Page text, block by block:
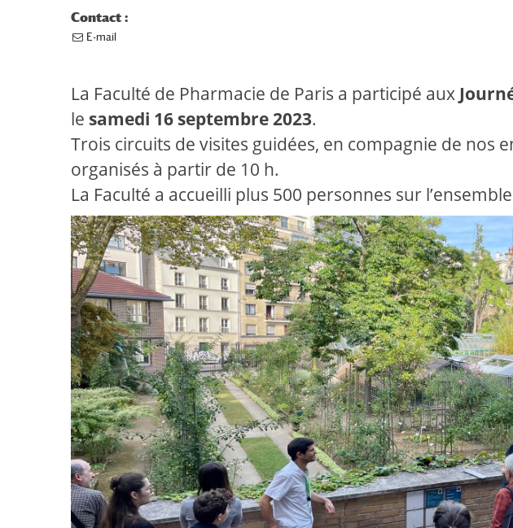
Contact :
E-mail
La Faculté de Pharmacie de Paris a participé aux
le samedi 16 septembre 2023.
Trois circuits de visites guidées, en compagnie de nos
organisés à partir de 10 h.
La Faculté a accueilli plus 500 personnes sur